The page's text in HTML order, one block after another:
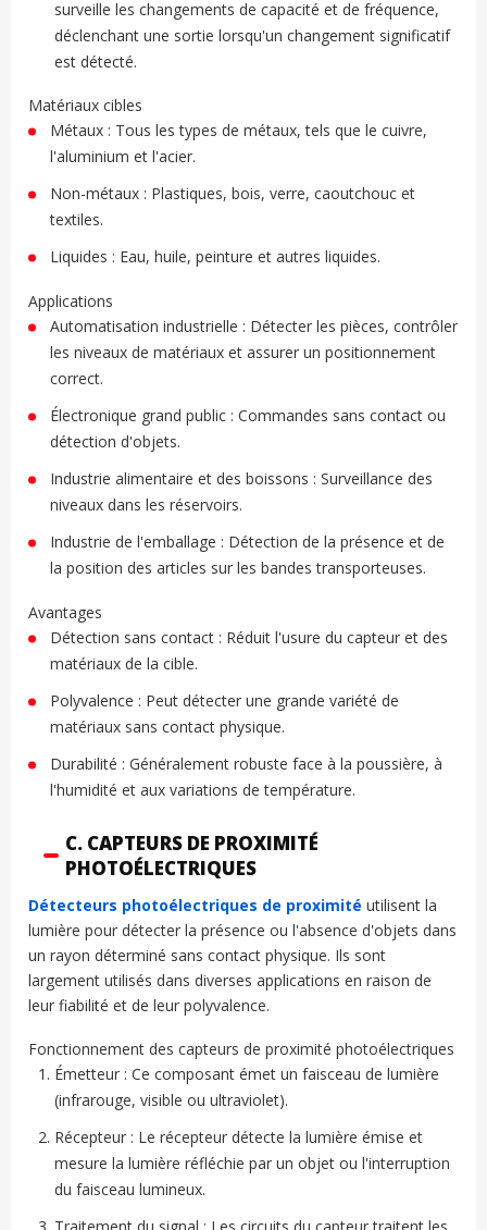
surveille les changements de capacité et de fréquence,
déclenchant une sortie lorsqu'un changement significatif
est détecté.
Matériaux cibles
Métaux : Tous les types de métaux, tels que le cuivre,
l'aluminium et l'acier.
Non-métaux : Plastiques, bois, verre, caoutchouc et
textiles.
Liquides : Eau, huile, peinture et autres liquides.
Applications
Automatisation industrielle : Détecter les pièces, contrôler
les niveaux de matériaux et assurer un positionnement
correct.
Électronique grand public : Commandes sans contact ou
détection d'objets.
Industrie alimentaire et des boissons : Surveillance des
niveaux dans les réservoirs.
Industrie de l'emballage : Détection de la présence et de
la position des articles sur les bandes transporteuses.
Avantages
Détection sans contact : Réduit l'usure du capteur et des
matériaux de la cible.
Polyvalence : Peut détecter une grande variété de
matériaux sans contact physique.
Durabilité : Généralement robuste face à la poussière, à
l'humidité et aux variations de température.
C. CAPTEURS DE PROXIMITÉ
PHOTOÉLECTRIQUES
Détecteurs photoélectriques de proximité utilisent la
lumière pour détecter la présence ou l'absence d'objets dans
un rayon déterminé sans contact physique. Ils sont
largement utilisés dans diverses applications en raison de
leur fiabilité et de leur polyvalence.
Fonctionnement des capteurs de proximité photoélectriques
Émetteur : Ce composant émet un faisceau de lumière
(infrarouge, visible ou ultraviolet).
Récepteur : Le récepteur détecte la lumière émise et
mesure la lumière réfléchie par un objet ou l'interruption
du faisceau lumineux.